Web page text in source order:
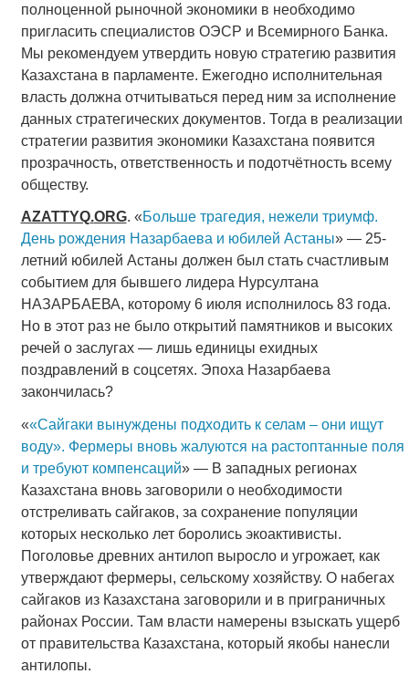
полноценной рыночной экономики в необходимо
пригласить специалистов ОЭСР и Всемирного Банка.
Мы рекомендуем утвердить новую стратегию развития
Казахстана в парламенте. Ежегодно исполнительная
власть должна отчитываться перед ним за исполнение
данных стратегических документов. Тогда в реализации
стратегии развития экономики Казахстана появится
прозрачность, ответственность и подотчётность всему
обществу.
AZATTYQ.ORG. «Больше трагедия, нежели триумф.
День рождения Назарбаева и юбилей Астаны» — 25-
летний юбилей Астаны должен был стать счастливым
событием для бывшего лидера Нурсултана
НАЗАРБАЕВА, которому 6 июля исполнилось 83 года.
Но в этот раз не было открытий памятников и высоких
речей о заслугах — лишь единицы ехидных
поздравлений в соцсетях. Эпоха Назарбаева
закончилась?
««Сайгаки вынуждены подходить к селам – они ищут
воду». Фермеры вновь жалуются на растоптанные поля
и требуют компенсаций» — В западных регионах
Казахстана вновь заговорили о необходимости
отстреливать сайгаков, за сохранение популяции
которых несколько лет боролись экоактивисты.
Поголовье древних антилоп выросло и угрожает, как
утверждают фермеры, сельскому хозяйству. О набегах
сайгаков из Казахстана заговорили и в приграничных
районах России. Там власти намерены взыскать ущерб
от правительства Казахстана, который якобы нанесли
антилопы.